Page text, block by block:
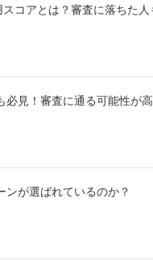
スコアとは？審査に落ちた
必見！審査に通る可能性が
ンが選ばれているのか？